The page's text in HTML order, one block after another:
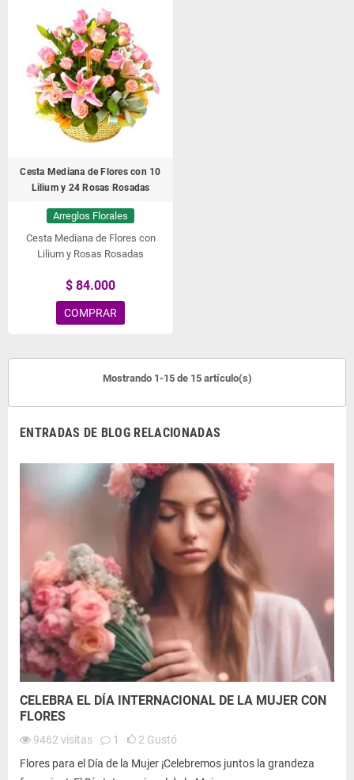
Cesta Mediana de Flores con 10
Lilium y 24 Rosas Rosadas
Arreglos Florales
Cesta Mediana de Flores con
Lilium y Rosas Rosadas
$ 84.000
COMPRAR
Mostrando 1-15 de 15 artículo(s)
ENTRADAS DE BLOG RELACIONADAS
CELEBRA EL DÍA INTERNACIONAL DE LA MUJER CON
FLORES
9462 visitas 1 2 Gustó
Flores para el Día de la Mujer ¡Celebremos juntos la grandeza